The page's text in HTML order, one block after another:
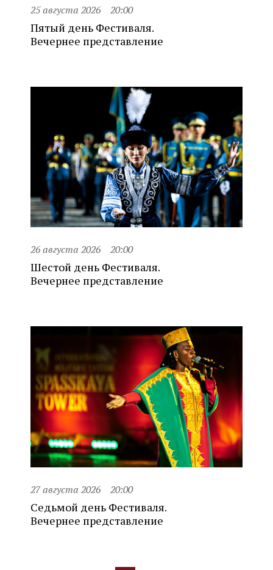
25 августа 2026 20:00
Пятый день Фестиваля.
Вечернее представление
26 августа 2026 20:00
Шестой день Фестиваля.
Вечернее представление
27 августа 2026 20:00
Седьмой день Фестиваля.
Вечернее представление